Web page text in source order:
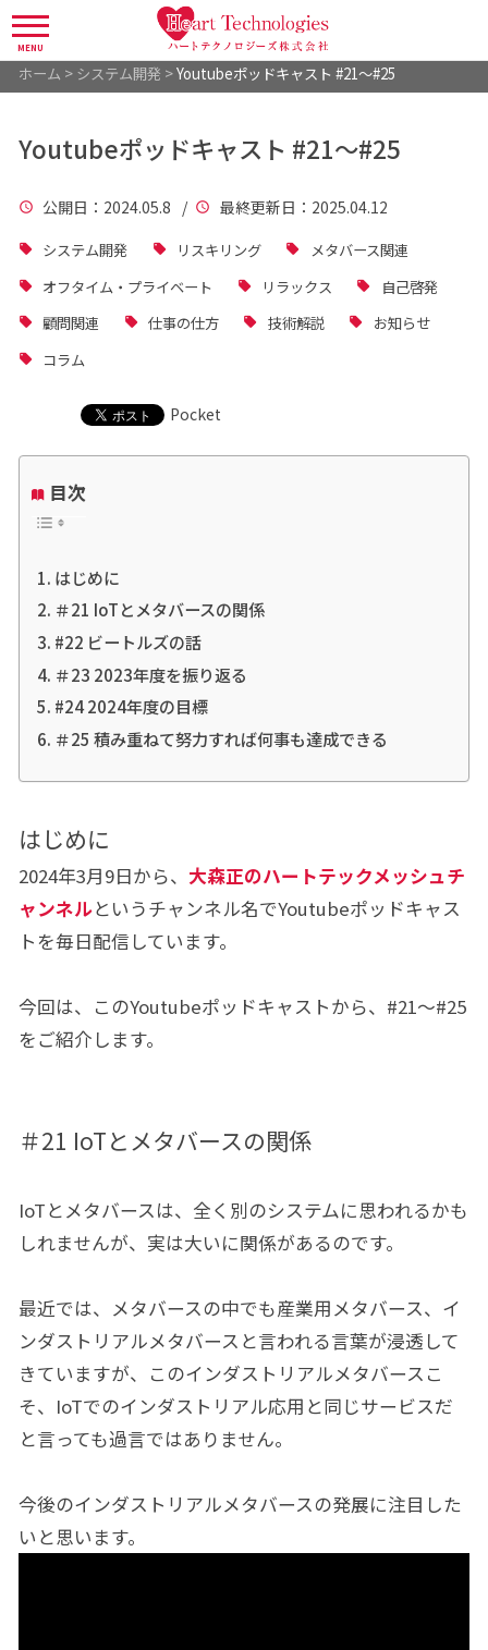
MENU
ホーム > システム開発 >Youtubeポッドキャスト #21～#25
Youtubeポッドキャスト #21～#25
公開日 ：2024.05.8 / 最終更新日 ：2025.04.12
システム開発 リスキリング
メタバース関連
オフタイム・プライベート
リラックス
自己啓発
顧問関連
仕事の仕方 技術解説
お知らせ
コラム
Pocket
目次
はじめに
＃21 IoTとメタバースの関係
#22 ビートルズの話
＃23 2023年度を振り返る
#24 2024年度の目標
＃25 積み重ねて努力すれば何事も達成できる
はじめに
2024年3月9日から、 大森正のハートテックメッシュチ
ャンネルというチャンネル名でYoutubeポッドキャス
トを毎日配信しています。
今回は、このYoutubeポッドキャストから、#21～#25
をご紹介します。
＃21 IoTとメタバースの関係
IoTとメタバースは、全く別のシステムに思われるかも
しれませんが、実は大いに関係があるのです。
最近では、メタバースの中でも産業用メタバース、イ
ンダストリアルメタバースと言われる言葉が浸透して
きていますが、このインダストリアルメタバースこ
そ、IoTでのインダストリアル応用と同じサービスだ
と言っても過言ではありません。
今後のインダストリアルメタバースの発展に注目した
いと思います。